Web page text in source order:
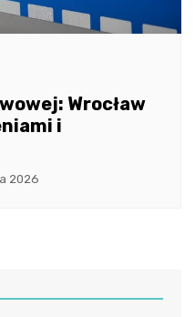
Wrocław
i
2026